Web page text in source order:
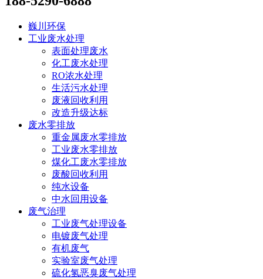
巍川环保
工业废水处理
表面处理废水
化工废水处理
RO浓水处理
生活污水处理
废液回收利用
改造升级达标
废水零排放
重金属废水零排放
工业废水零排放
煤化工废水零排放
废酸回收利用
纯水设备
中水回用设备
废气治理
工业废气处理设备
电镀废气处理
有机废气
实验室废气处理
硫化氢恶臭废气处理